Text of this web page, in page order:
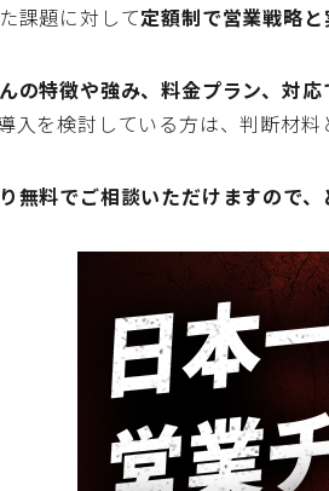
課題に対して定額制で営業戦略
の特徴や強み、料金プラン、対
入を検討している方は、判断材料
無料でご相談いただけますので